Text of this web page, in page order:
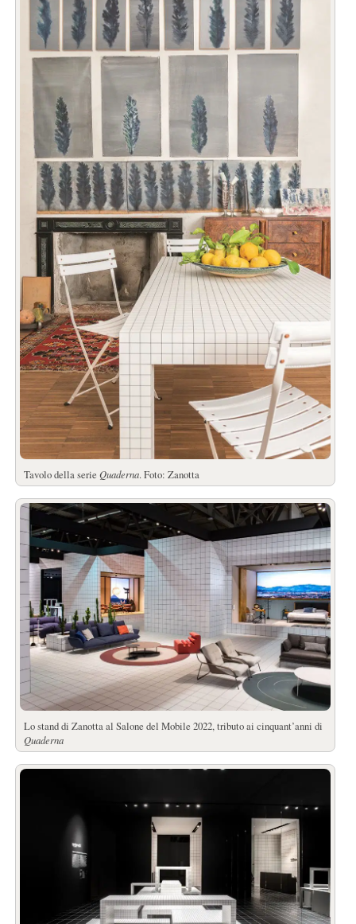
Tavolo della serie Quaderna. Foto: Zanotta
Lo stand di Zanotta al Salone del Mobile 2022, tributo ai cinquant’anni di
Quaderna